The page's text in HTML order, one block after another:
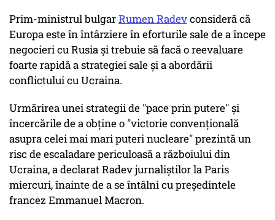
Prim-ministrul bulgarRumen Radevconsideră că
Europa este în întârziere în eforturile sale de a începe
negocieri cu Rusia şi trebuie să facă o reevaluare
foarte rapidă a strategiei sale şi a abordării
conflictului cu Ucraina.
Urmărirea unei strategii de "pace prin putere" şi
încercările de a obţine o "victorie convenţională
asupra celei mai mari puteri nucleare" prezintă un
risc de escaladare periculoasă a războiului din
Ucraina, a declarat Radev jurnaliştilor la Paris
miercuri, înainte de a se întâlni cu preşedintele
francez Emmanuel Macron.